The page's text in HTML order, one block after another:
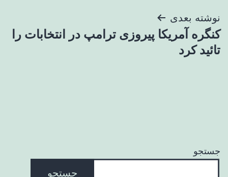
نوشته بعدی
کنگره آمریکا پیروزی ترامپ در انتخابات را
تائید کرد
جستجو
جستجو